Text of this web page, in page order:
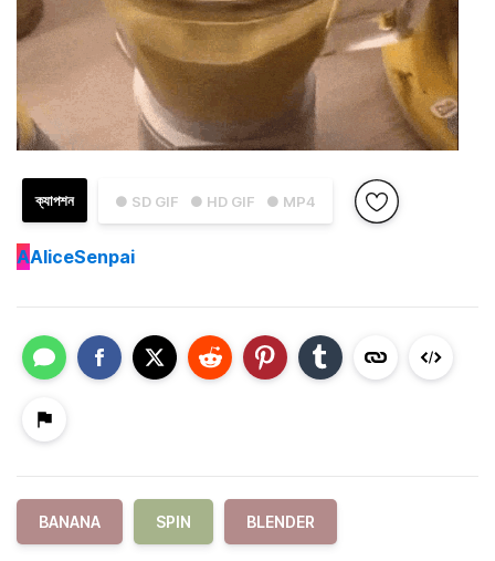
● SD GIF ● HD GIF ● MP4
ক্যাপশন
AAliceSenpai
BANANA SPIN BLENDER